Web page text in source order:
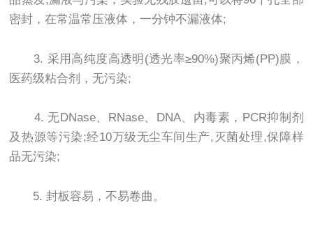
密封，在常温常压液体，一分钟不漏液体;
3. 采用高纯度高透明(透光率≥90%)聚丙烯(PP)膜，
医药级粘合剂，无污染;
4. 无DNase、RNase、DNA、内毒素，PCR抑制剂
及热源等污染;经10万级无尘车间生产,灭菌处理,保障样
品无污染;
5. 封板容易，不易卷曲。